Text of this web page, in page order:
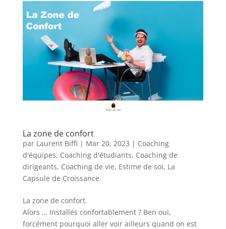
La zone de confort
par Laurent Biffi | Mar 20, 2023 | Coaching
d'équipes, Coaching d'étudiants, Coaching de
dirigeants, Coaching de vie, Estime de soi, La
Capsule de Croissance
La zone de confort.
Alors … Installés confortablement ? Ben oui,
forcément pourquoi aller voir ailleurs quand on est